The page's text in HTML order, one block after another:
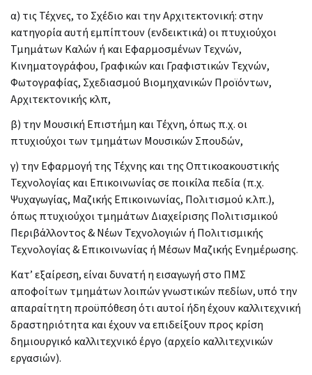
α) τις Τέχνες, το Σχέδιο και την Αρχιτεκτονική: στην
κατηγορία αυτή εμπίπτουν (ενδεικτικά) οι πτυχιούχοι
Τμημάτων Καλών ή και Εφαρμοσμένων Τεχνών,
Κινηματογράφου, Γραφικών και Γραφιστικών Τεχνών,
Φωτογραφίας, Σχεδιασμού Βιομηχανικών Προϊόντων,
Αρχιτεκτονικής κλπ,
β) την Μουσική Επιστήμη και Τέχνη, όπως π.χ. οι
πτυχιούχοι των τμημάτων Μουσικών Σπουδών,
γ) την Εφαρμογή της Τέχνης και της Οπτικοακουστικής
Τεχνολογίας και Επικοινωνίας σε ποικίλα πεδία (π.χ.
Ψυχαγωγίας, Μαζικής Επικοινωνίας, Πολιτισμού κ.λπ.),
όπως πτυχιούχοι τμημάτων Διαχείρισης Πολιτισμικού
Περιβάλλοντος & Νέων Τεχνολογιών ή Πολιτισμικής
Τεχνολογίας & Επικοινωνίας ή Μέσων Μαζικής Ενημέρωσης.
Κατ’ εξαίρεση, είναι δυνατή η εισαγωγή στο ΠΜΣ
αποφοίτων τμημάτων λοιπών γνωστικών πεδίων, υπό την
απαραίτητη προϋπόθεση ότι αυτοί ήδη έχουν καλλιτεχνική
δραστηριότητα και έχουν να επιδείξουν προς κρίση
δημιουργικό καλλιτεχνικό έργο (αρχείο καλλιτεχνικών
εργασιών).